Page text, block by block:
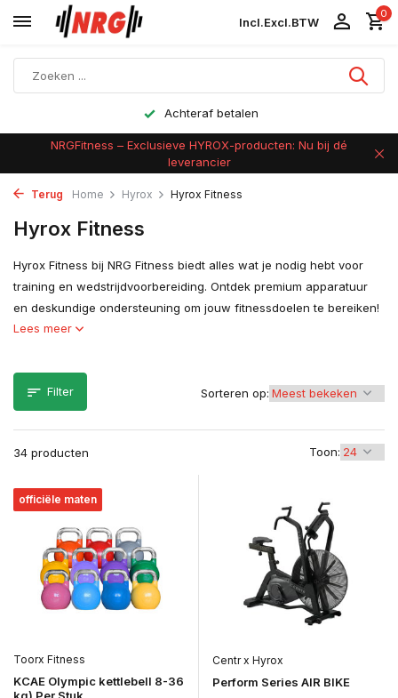
Incl.Excl.BTW
0
Achteraf betalen
NRGFitness – Exclusieve HYROX-producten: Nu bij dé
leverancier
Terug Home Hyrox Hyrox Fitness
Hyrox Fitness
Hyrox Fitness bij NRG Fitness biedt alles wat je nodig hebt voor
training en wedstrijdvoorbereiding. Ontdek premium apparatuur
en deskundige ondersteuning om jouw fitnessdoelen te bereiken!
Lees meer
Filter
34 producten Toon:
Sorteren op:
officiële maten
Toorx Fitness
KCAE Olympic kettlebell 8-36
kg) Per Stuk
Centr x Hyrox
Perform Series AIR BIKE